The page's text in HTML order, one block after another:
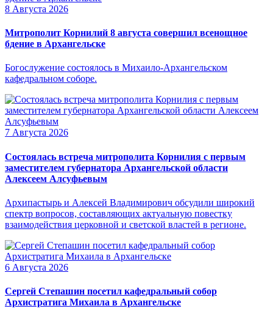
8 Августа 2026
Митрополит Корнилий 8 августа совершил всенощное
бдение в Архангельске
Богослужение состоялось в Михаило-Архангельском
кафедральном соборе.
7 Августа 2026
Состоялась встреча митрополита Корнилия с первым
заместителем губернатора Архангельской области
Алексеем Алсуфьевым
Архипастырь и Алексей Владимирович обсудили широкий
спектр вопросов, составляющих актуальную повестку
взаимодействия церковной и светской властей в регионе.
6 Августа 2026
Сергей Степашин посетил кафедральный собор
Архистратига Михаила в Архангельске